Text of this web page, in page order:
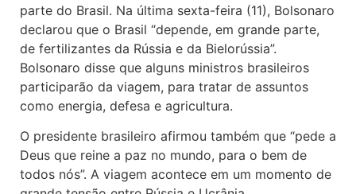
parte do Brasil. Na última sexta-feira (11), Bolsonaro
declarou que o Brasil “depende, em grande parte,
de fertilizantes da Rússia e da Bielorússia”.
Bolsonaro disse que alguns ministros brasileiros
participarão da viagem, para tratar de assuntos
como energia, defesa e agricultura.
O presidente brasileiro afirmou também que “pede a
Deus que reine a paz no mundo, para o bem de
todos nós”. A viagem acontece em um momento de